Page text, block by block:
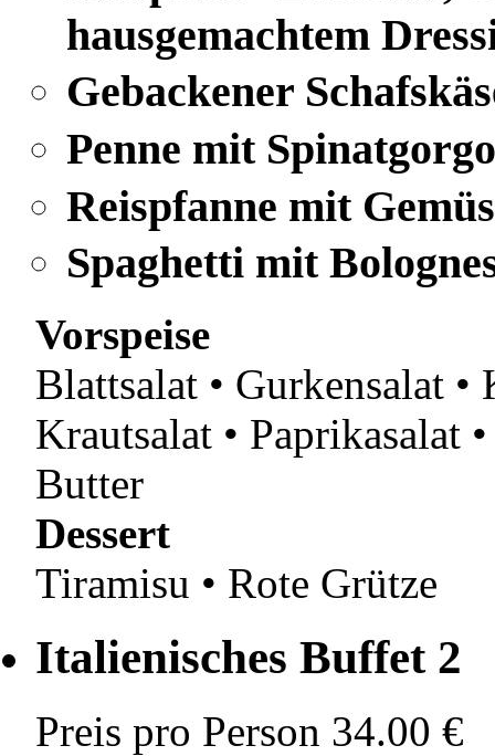
hausgemachtem
Gebackener
Penne mit
Reispfanne mit
Spaghetti mit
Vorspeise
Blattsalat • Gurkensalat •
Krautsalat • Paprikasalat
Butter
Dessert
Tiramisu • Rote Grütze
Italienisches Buffet 2
Preis pro Person 34.00 €